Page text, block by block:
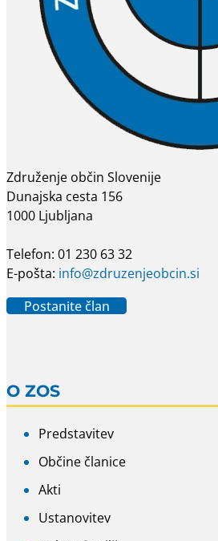
Združenje občin Slovenije
Dunajska cesta 156
1000 Ljubljana
Telefon: 01 230 63 32
E-pošta: info@zdruzenjeobcin.si
Postanite član
O ZOS
Predstavitev
Občine članice
Akti
Ustanovitev